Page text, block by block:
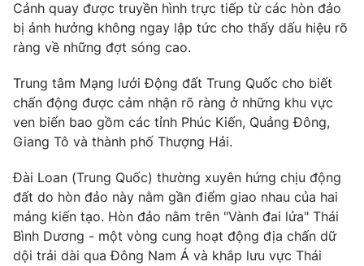
VTV9 VTV8
Liên hệ tòa soạn English
Theo dõi báo trên
Cảnh quay được truyền hình trực tiếp từ các hòn đảo
bị ảnh hưởng không ngay lập tức cho thấy dấu hiệu rõ
ràng về những đợt sóng cao.
Trung tâm Mạng lưới Động đất Trung Quốc cho biết
chấn động được cảm nhận rõ ràng ở những khu vực
ven biển bao gồm các tỉnh Phúc Kiến, Quảng Đông,
Giang Tô và thành phố Thượng Hải.
Đài Loan (Trung Quốc) thường xuyên hứng chịu động
đất do hòn đảo này nằm gần điểm giao nhau của hai
mảng kiến tạo. Hòn đảo nằm trên "Vành đai lửa" Thái
Bình Dương - một vòng cung hoạt động địa chấn dữ
dội trải dài qua Đông Nam Á và khắp lưu vực Thái